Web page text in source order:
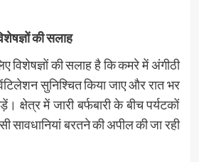
की सलाह
विशेषज्ञों की सलाह है कि कमरे में अंगीठी
सुनिश्चित किया जाए और रात भर
क्षेत्र में जारी बर्फबारी के बीच पर्यटकों
सावधानियां बरतने की अपील की जा रही